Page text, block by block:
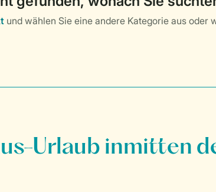
Urlaub inmitten